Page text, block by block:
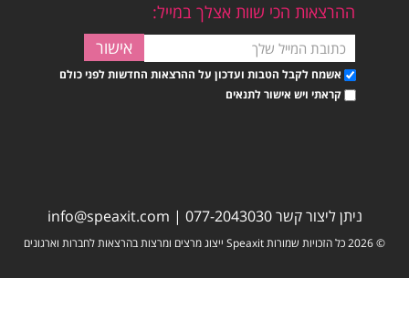
ההרצאות הכי שוות אצלך במייל:
אשמח לקבל הטבות ועדכון על ההרצאות החדשות לפני כולם
קראתי ויש אישור לתנאים
ניתן ליצור קשר077-2043030
|
info@speaxit.com
© 2026 כל הזכויות שמורות Speaxit ייצוג מרצים ומרצות בהרצאות לחברות וארגונים